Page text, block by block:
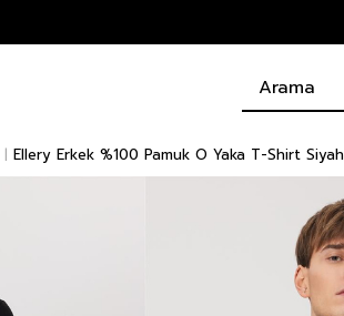
Ellery Erkek %100 Pamuk O Yaka T-Shirt Siyah